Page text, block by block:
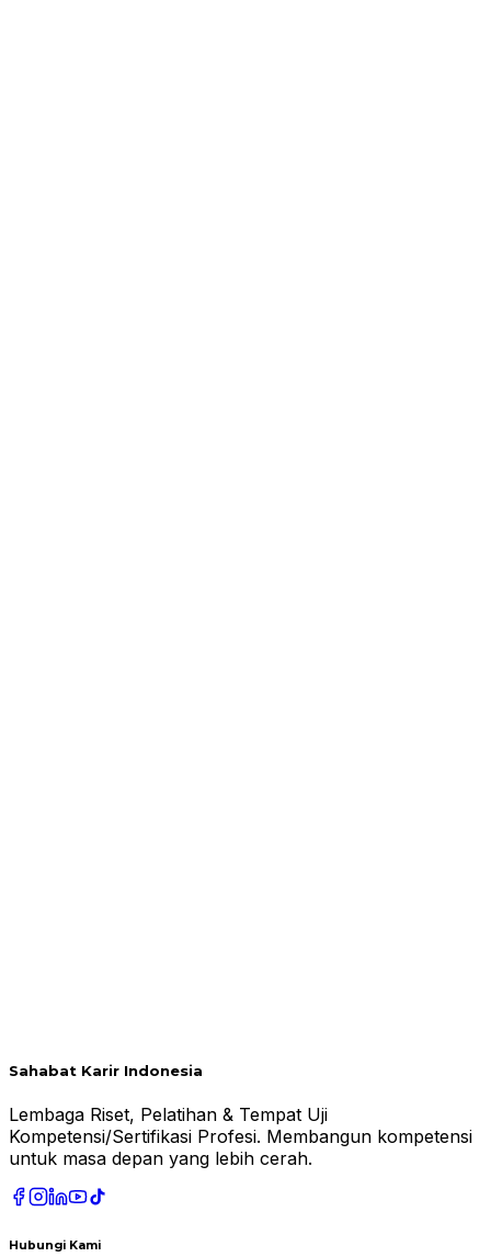
Sahabat Karir Indonesia
Lembaga Riset, Pelatihan & Tempat Uji
Kompetensi/Sertifikasi Profesi. Membangun kompetensi
untuk masa depan yang lebih cerah.
Hubungi Kami